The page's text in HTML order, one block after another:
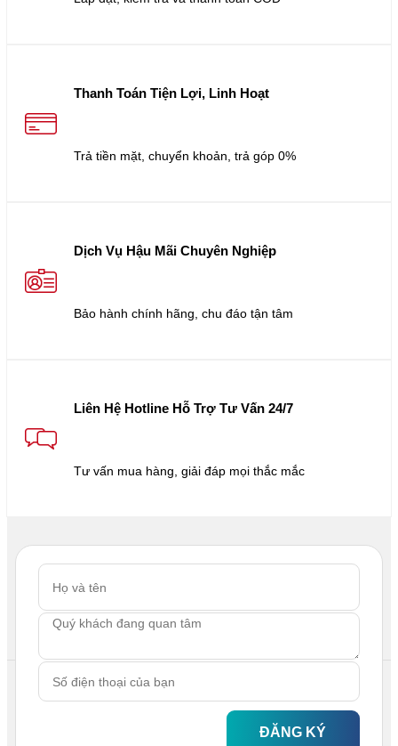
Thanh Toán Tiện Lợi, Linh Hoạt
Trả tiền mặt, chuyển khoản, trả góp 0%
Dịch Vụ Hậu Mãi Chuyên Nghiệp
Bảo hành chính hãng, chu đáo tận tâm
Liên Hệ Hotline Hỗ Trợ Tư Vấn 24/7
Tư vấn mua hàng, giải đáp mọi thắc mắc
ĐĂNG KÝ